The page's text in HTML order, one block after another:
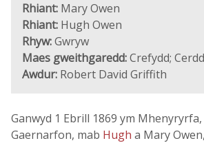
Rhiant: Mary Owen
Rhiant: Hugh Owen
Rhyw:Gwryw
Maes gweithgaredd:Crefydd;
Awdur: Robert David Griffith
Ganwyd 1 Ebrill 1869 ym
Gaernarfon, mab Hugh a Mary